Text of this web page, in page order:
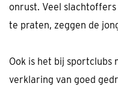
onrust. Veel
te praten, zeggen de
Ook is het bij sportclubs
verklaring van goed